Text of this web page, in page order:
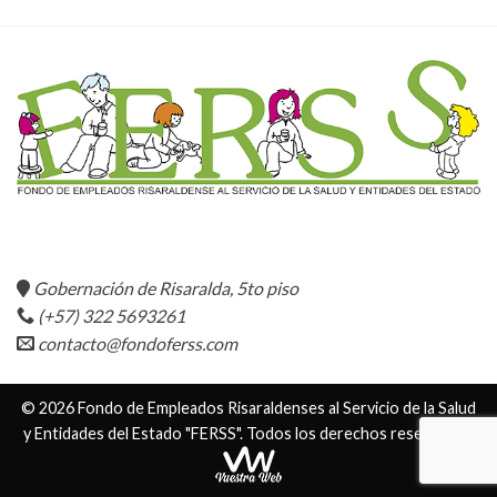
Gobernación de Risaralda, 5to piso
(+57) 322 5693261
contacto@fondoferss.com
© 2026 Fondo de Empleados Risaraldenses al Servicio de la Salud
y Entidades del Estado "FERSS". Todos los derechos reservados.